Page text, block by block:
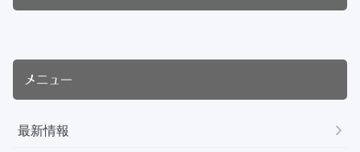
メニュー
最新情報